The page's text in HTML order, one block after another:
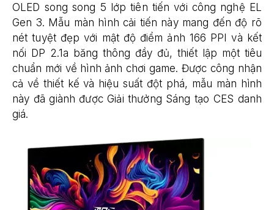
OLED song song 5 lớp tiên tiến với công nghệ EL
Gen 3. Mẫu màn hình cải tiến này mang đến độ rõ
nét tuyệt đẹp với mật độ điểm ảnh 166 PPI và kết
nối DP 2.1a băng thông đầy đủ, thiết lập một tiêu
chuẩn mới về hình ảnh chơi game. Được công nhận
cả về thiết kế và hiệu suất đột phá, mẫu màn hình
này đã giành được Giải thưởng Sáng tạo CES danh
giá.